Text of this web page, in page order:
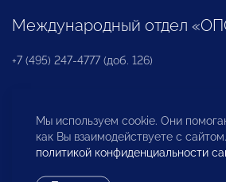
Международный отдел
+7 (495) 247-4777 (доб. 126)
Бюро по защите прав
инвесторов
Мы используем cookie. Они
как Вы взаимодействуете с
политикой конфиденциальности